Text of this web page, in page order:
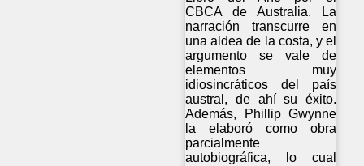
CBCA de Australia. La
narración transcurre en
una aldea de la costa, y el
argumento se vale de
elementos muy
idiosincráticos del país
austral, de ahí su éxito.
Además, Phillip Gwynne
la elaboró como obra
parcialmente
autobiográfica, lo cual